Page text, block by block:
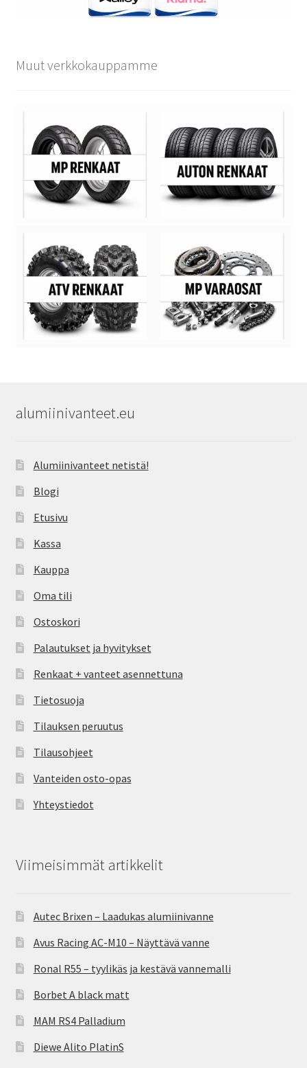
Muut verkkokauppamme
alumiinivanteet.eu
Alumiinivanteet netistä!
Blogi
Etusivu
Kassa
Kauppa
Oma tili
Ostoskori
Palautukset ja hyvitykset
Renkaat + vanteet asennettuna
Tietosuoja
Tilauksen peruutus
Tilausohjeet
Vanteiden osto-opas
Yhteystiedot
Viimeisimmät artikkelit
Autec Brixen – Laadukas alumiinivanne
Avus Racing AC-M10 – Näyttävä vanne
Ronal R55 – tyylikäs ja kestävä vannemalli
Borbet A black matt
MAM RS4 Palladium
Diewe Alito PlatinS